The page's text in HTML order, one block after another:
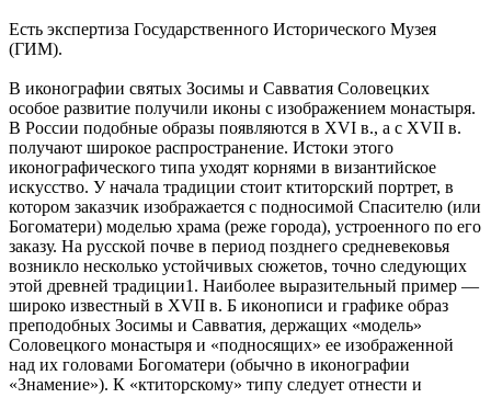
Есть экспертиза Государственного Исторического Музея
(ГИМ).
В иконографии святых Зосимы и Савватия Соловецких
особое развитие получили иконы с изо­бражением монастыря.
В России подобные образы появляются в XVI в., а с XVII в.
получают широкое распространение. Истоки этого
иконографического типа уходят корнями в византий­ское
искусство. У начала традиции стоит ктиторский портрет, в
котором заказчик изображается с подносимой Спасителю (или
Богоматери) моделью храма (реже города), устроенного по его
заказу. На русской почве в период позднего средневековья
возникло несколько устойчивых сю­жетов, точно следующих
этой древней традиции1. Наиболее выразительный пример —
широко известный в XVII в. Б иконописи и графике образ
преподобных Зосимы и Савватия, держащих «модель»
Соловецкого монастыря и «подносящих» ее изображенной
над их головами Богоматери (обычно в иконографии
«Знамение»). К «ктиторскому» типу следует отнести и